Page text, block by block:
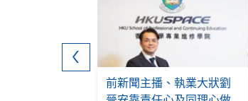
前新聞主播、執業大狀劉